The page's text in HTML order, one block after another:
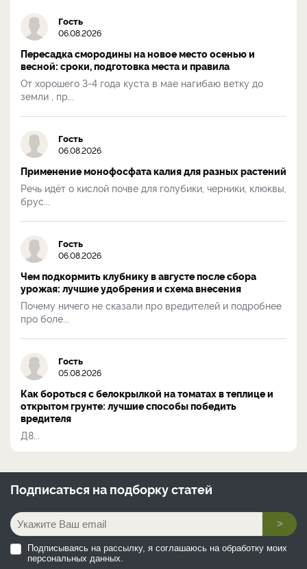
Гость
06.08.2026
Пересадка смородины на новое место осенью и
весной: сроки, подготовка места и правила
От хорошего 3-4 года куста в мае нагибаю ветку до
земли , пр...
Гость
06.08.2026
Применение монофосфата калия для разных растений
Речь идёт о кислой почве для голубики, черники, клюквы,
брус...
Гость
06.08.2026
Чем подкормить клубнику в августе после сбора
урожая: лучшие удобрения и схема внесения
Почему ничего не сказали про вредителей и подробнее
про боле...
Гость
05.08.2026
Как бороться с белокрылкой на томатах в теплице и
открытом грунте: лучшие способы победить
вредителя
Д8...
Подписаться на подборку статей
>
Подписываясь на рассылку, я соглашаюсь на обработку моих
персональных данных.